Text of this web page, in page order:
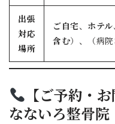
出張
対応
場所
ご自宅、 ホテル、
含む）、（病
【ご予約・
なないろ整骨院